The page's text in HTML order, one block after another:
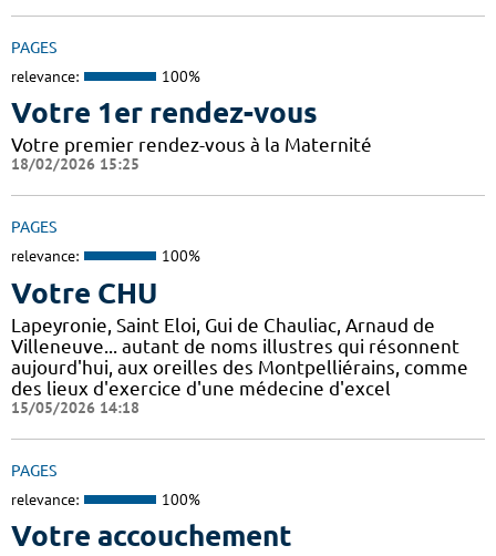
PAGES
relevance: 100%
Votre 1er rendez-vous
Votre premier rendez-vous à la Maternité
18/02/2026 15:25
PAGES
relevance: 100%
Votre CHU
Lapeyronie, Saint Eloi, Gui de Chauliac, Arnaud de
Villeneuve... autant de noms illustres qui résonnent
aujourd'hui, aux oreilles des Montpelliérains, comme
des lieux d'exercice d'une médecine d'excel
15/05/2026 14:18
PAGES
relevance: 100%
Votre accouchement